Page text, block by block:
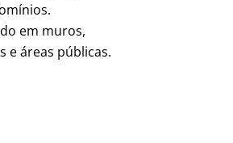
em muros,
e áreas públicas.